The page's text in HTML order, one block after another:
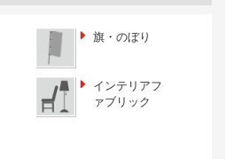
旗・のぼり
インテリアフ
ァブリック